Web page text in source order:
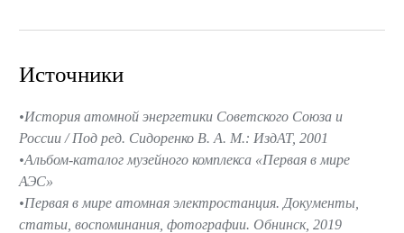
Источники
История атомной энергетики Советского Союза и
России / Под ред. Сидоренко В. А. М.: ИздАТ, 2001
Альбом-каталог музейного комплекса «Первая в мире
АЭС»
Первая в мире атомная электростанция. Документы,
статьи, воспоминания, фотографии. Обнинск, 2019